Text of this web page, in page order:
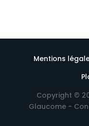
Mentions
Copyright ©
Glaucome -